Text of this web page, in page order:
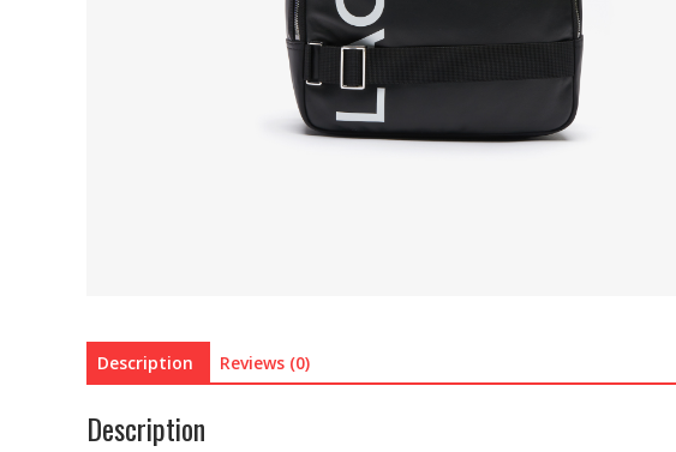
Description Reviews (0)
Description